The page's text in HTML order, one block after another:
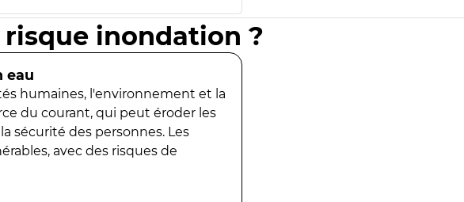
inondation ?
eau
humaines, l'environnement et la
du courant, qui peut éroder les
sécurité des personnes. Les
avec des risques de